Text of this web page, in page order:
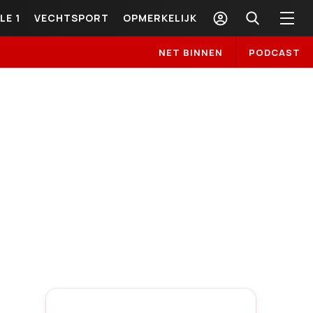
1 VECHTSPORT OPMERKELIJK
NET BINNEN PODCAST